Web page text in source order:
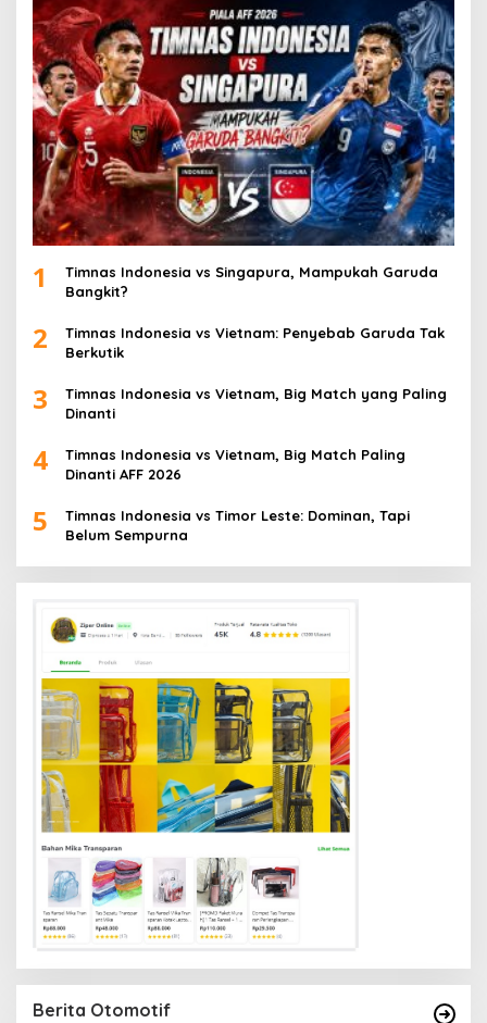
1
Timnas Indonesia vs Singapura, Mampukah Garuda
Bangkit?
2
Timnas Indonesia vs Vietnam: Penyebab Garuda Tak
Berkutik
3
Timnas Indonesia vs Vietnam, Big Match yang Paling
Dinanti
4
Timnas Indonesia vs Vietnam, Big Match Paling
Dinanti AFF 2026
5
Timnas Indonesia vs Timor Leste: Dominan, Tapi
Belum Sempurna
Berita Otomotif